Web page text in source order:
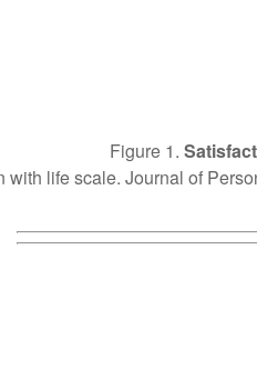
Figure 1.
life scale. Journal of